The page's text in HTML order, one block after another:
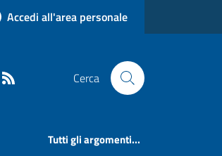
Accedi all'area personale
Cerca
Tutti gli argomenti...